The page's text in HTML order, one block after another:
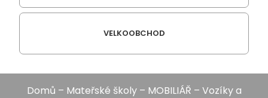
VELKOOBCHOD
Domů – Mateřské školy– MOBILIÁŘ – Vozíky a